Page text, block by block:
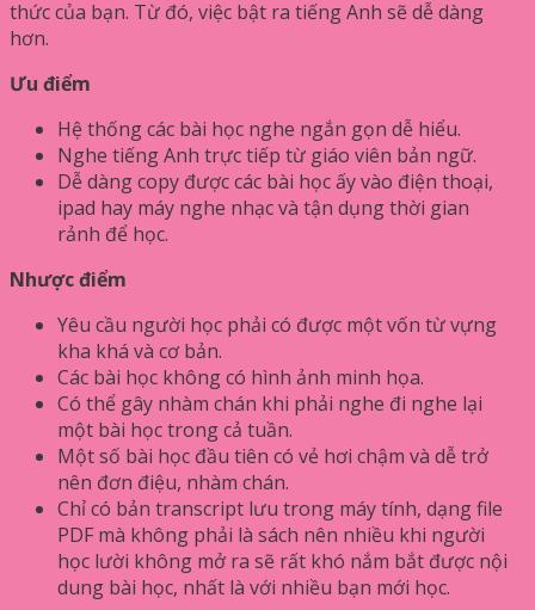
thức của bạn. Từ đó, việc bật ra tiếng Anh sẽ dễ dàng
hơn.
Ưu điểm
Hệ thống các bài học nghe ngắn gọn dễ hiểu.
Nghe tiếng Anh trực tiếp từ giáo viên bản ngữ.
Dễ dàng copy được các bài học ấy vào điện thoại,
ipad hay máy nghe nhạc và tận dụng thời gian
rảnh để học.
Nhược điểm
Yêu cầu người học phải có được một vốn từ vựng
kha khá và cơ bản.
Các bài học không có hình ảnh minh họa.
Có thể gây nhàm chán khi phải nghe đi nghe lại
một bài học trong cả tuần.
Một số bài học đầu tiên có vẻ hơi chậm và dễ trở
nên đơn điệu, nhàm chán.
Chỉ có bản transcript lưu trong máy tính, dạng file
PDF mà không phải là sách nên nhiều khi người
học lười không mở ra sẽ rất khó nắm bắt được nội
dung bài học, nhất là với nhiều bạn mới học.